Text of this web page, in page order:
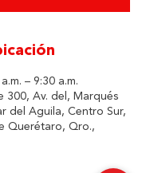
– 9:30 a.m.
300, Av. del, Marqués
del Aguila, Centro Sur,
Querétaro, Qro.,